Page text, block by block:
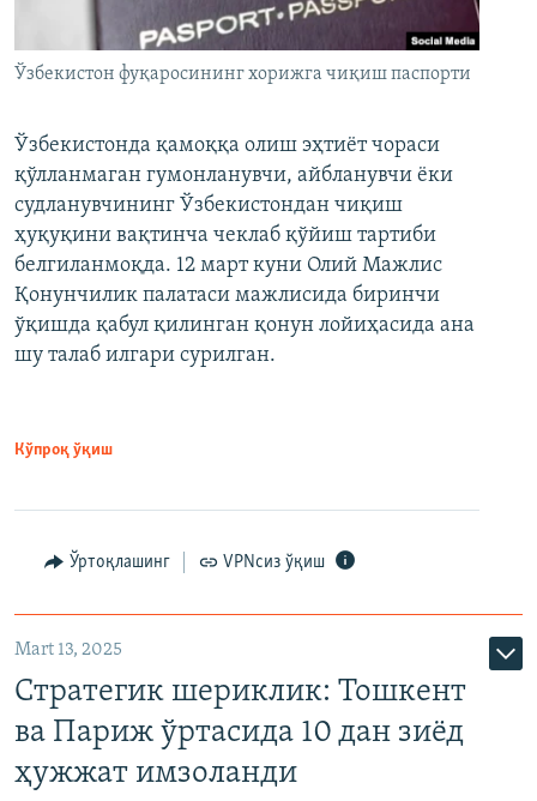
Ўзбекистон фуқаросининг хорижга чиқиш паспорти
Ўзбекистонда қамоққа олиш эҳтиёт чораси
қўлланмаган гумонланувчи, айбланувчи ёки
судланувчининг Ўзбекистондан чиқиш
ҳуқуқини вақтинча чеклаб қўйиш тартиби
белгиланмоқда. 12 март куни Олий Мажлис
Қонунчилик палатаси мажлисида биринчи
ўқишда қабул қилинган қонун лойиҳасида ана
шу талаб илгари сурилган.
Кўпроқ ўқиш
Ўртоқлашинг VPNсиз ўқиш
Mart 13, 2025
Стратегик шериклик: Тошкент
ва Париж ўртасида 10 дан зиёд
ҳужжат имзоланди